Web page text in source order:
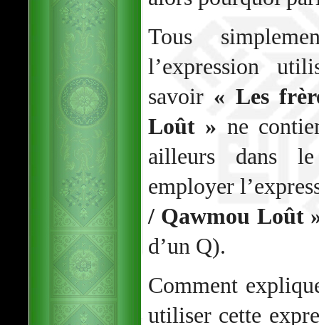
Tous
l’expression
savoir « Les
Loût » ne
ailleurs dans
employer
/ Qawmou Loût
d’un Q).
Comment
utiliser cette